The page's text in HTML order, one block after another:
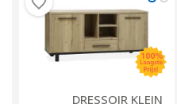
DRESSOIR KLEIN